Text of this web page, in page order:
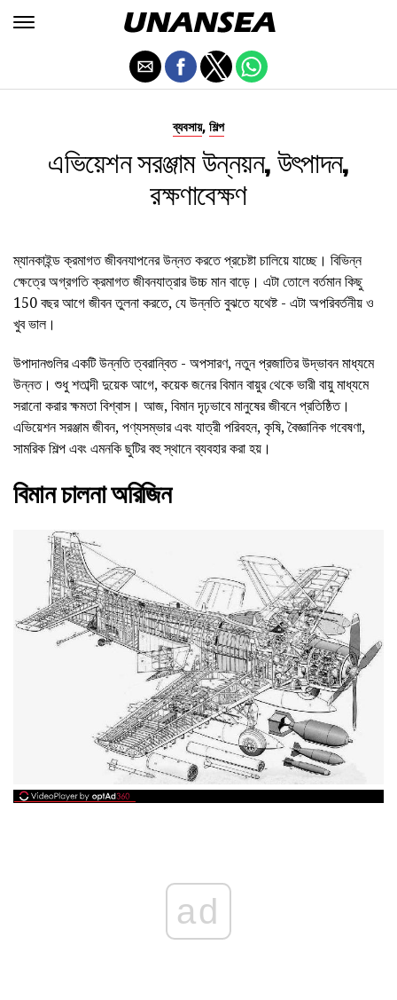
ব্যবসায়, শিল্প
এভিয়েশন সরঞ্জাম উন্নয়ন, উৎপাদন,
রক্ষণাবেক্ষণ
ম্যানকাইন্ড ক্রমাগত জীবনযাপনের উন্নত করতে প্রচেষ্টা চালিয়ে যাচ্ছে। বিভিন্ন
ক্ষেত্রে অগ্রগতি ক্রমাগত জীবনযাত্রার উচ্চ মান বাড়ে। এটা তোলে বর্তমান কিছু
150 বছর আগে জীবন তুলনা করতে, যে উন্নতি বুঝতে যথেষ্ট - এটা অপরিবর্তনীয় ও
খুব ভাল।
উপাদানগুলির একটি উন্নতি ত্বরান্বিত - অপসারণ, নতুন প্রজাতির উদ্ভাবন মাধ্যমে
উন্নত। শুধু শতাব্দী দুয়েক আগে, কয়েক জনের বিমান বায়ুর থেকে ভারী বায়ু মাধ্যমে
সরানো করার ক্ষমতা বিশ্বাস। আজ, বিমান দৃঢ়ভাবে মানুষের জীবনে প্রতিষ্ঠিত।
এভিয়েশন সরঞ্জাম জীবন, পণ্যসম্ভার এবং যাত্রী পরিবহন, কৃষি, বৈজ্ঞানিক গবেষণা,
সামরিক শিল্প এবং এমনকি ছুটির বহু স্থানে ব্যবহার করা হয়।
বিমান চালনা অরিজিন
ad